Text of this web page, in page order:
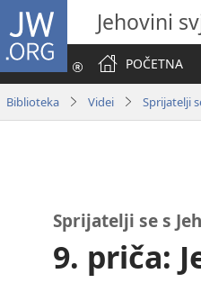
JW.ORG Jehovini
POČETNA
Biblioteka Videi Sprijatelji
Sprijatelji se s
9. priča: